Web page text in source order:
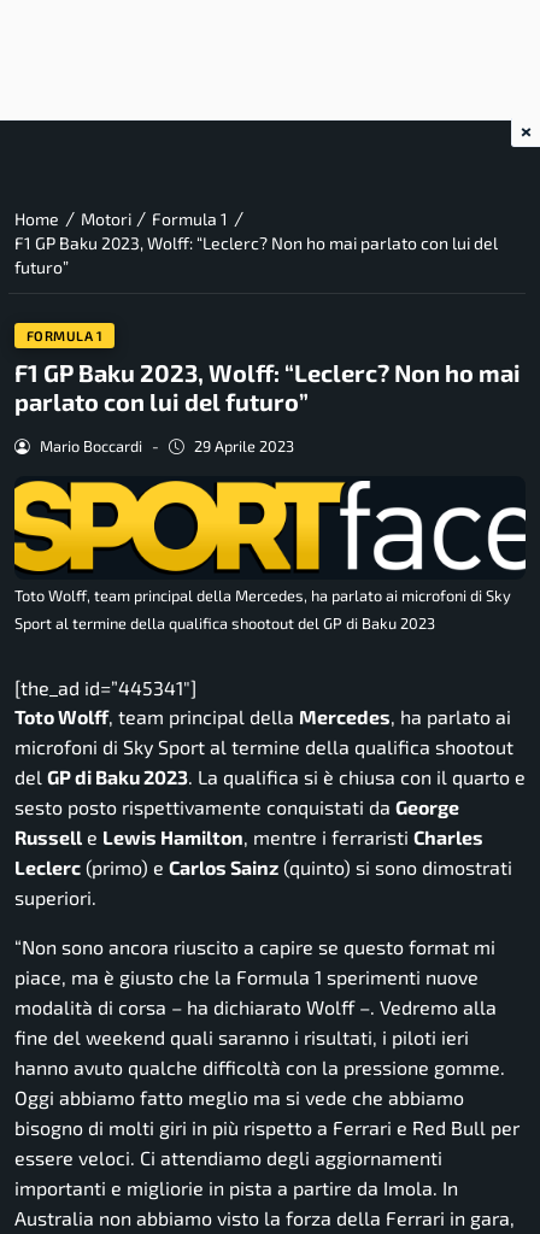
Home / Motori / Formula 1 /
F1 GP Baku 2023, Wolff: “Leclerc? Non ho mai parlato con lui del
futuro”
FORMULA 1
F1 GP Baku 2023, Wolff: “Leclerc? Non ho mai
parlato con lui del futuro”
Mario Boccardi - 29 Aprile 2023
Toto Wolff, team principal della Mercedes, ha parlato ai microfoni di Sky
Sport al termine della qualifica shootout del GP di Baku 2023
[the_ad id=”445341″]
Toto Wolff, team principal della Mercedes , ha parlato ai
microfoni di Sky Sport al termine della qualifica shootout
del GP di Baku 2023 . La qualifica si è chiusa con il quarto e
sesto posto rispettivamente conquistati da George
Russell e Lewis Hamilton , mentre i ferraristi Charles
Leclerc (primo) e Carlos Sainz (quinto) si sono dimostrati
superiori.
“Non sono ancora riuscito a capire se questo format mi
piace, ma è giusto che la Formula 1 sperimenti nuove
modalità di corsa – ha dichiarato Wolff – . Vedremo alla
fine del weekend quali saranno i risultati, i piloti ieri
hanno avuto qualche difficoltà con la pressione gomme.
Oggi abbiamo fatto meglio ma si vede che abbiamo
bisogno di molti giri in più rispetto a Ferrari e Red Bull per
essere veloci. Ci attendiamo degli aggiornamenti
importanti e migliorie in pista a partire da Imola. In
Australia non abbiamo visto la forza della Ferrari in gara,
×